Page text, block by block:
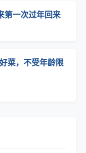
第一次过年回来
菜，不受年龄限